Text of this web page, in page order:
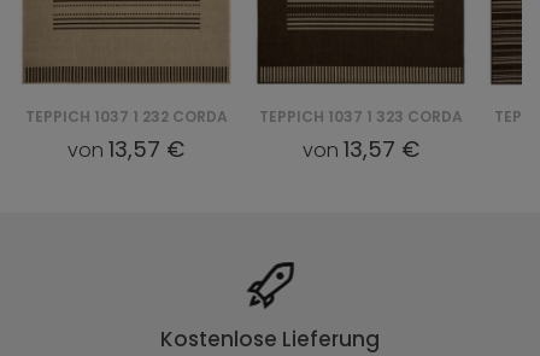
TEPPICH 1037 1 232 CORDA
von13,57 €
TEPPICH 1037 1 323 CORDA
von 13,57 €
Kostenlose Lieferung